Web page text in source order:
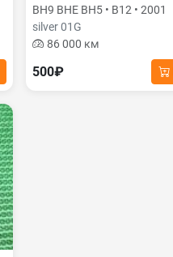
BH9 BHE BH5 • B12 • 2001
silver 01G
86 000 км
500₽